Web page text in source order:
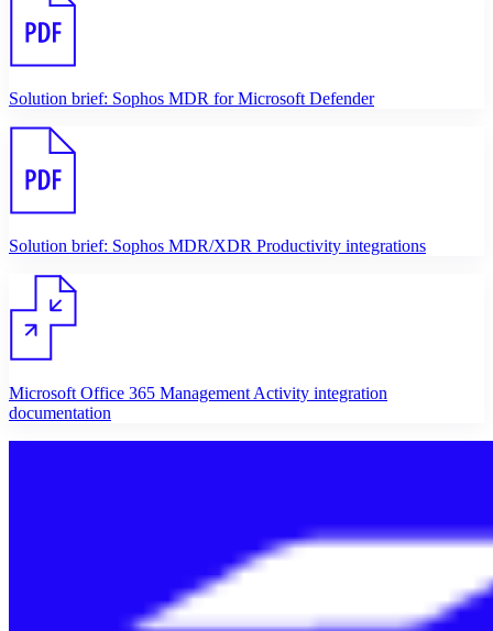
Solution brief: Sophos MDR for Microsoft Defender
Solution brief: Sophos MDR/XDR Productivity integrations
Microsoft Office 365 Management Activity integration
documentation